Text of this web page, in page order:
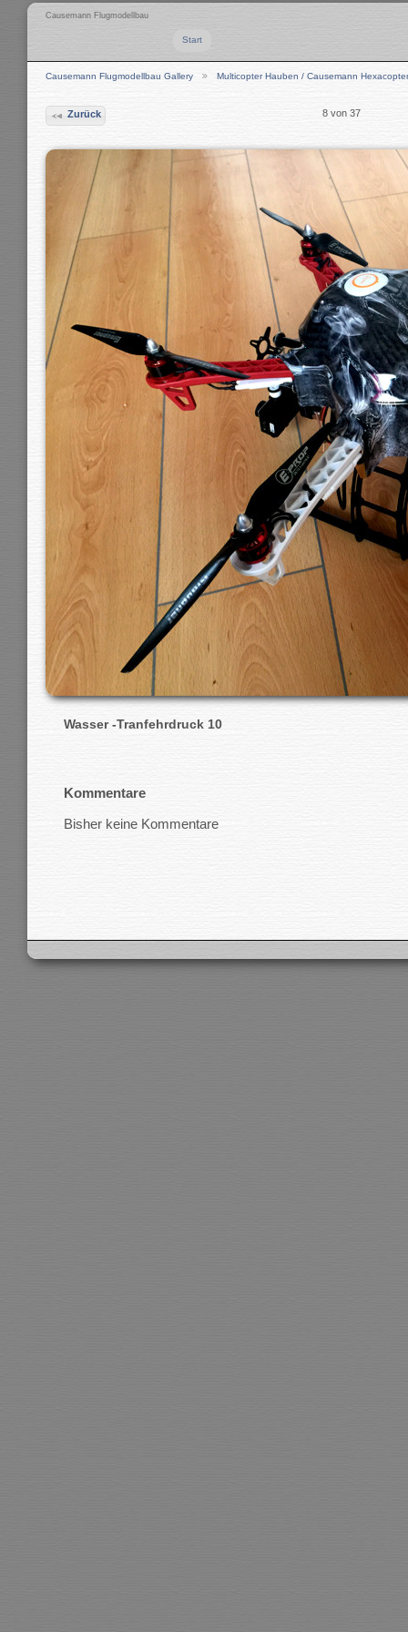
Causemann Flugmodellbau
Start
Causemann Flugmodellbau Gallery Multicopter Hauben / Causemann Hexacopter
Zurück 8 von 37
Wasser -Tranfehrdruck 10
Kommentare
Bisher keine Kommentare